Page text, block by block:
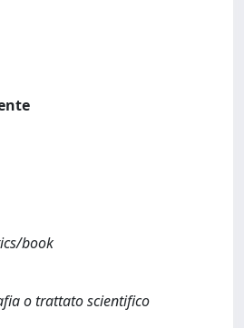
book
o trattato scientifico